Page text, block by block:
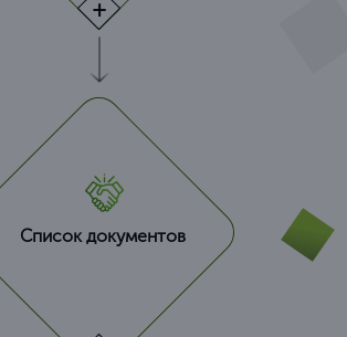
Список документов